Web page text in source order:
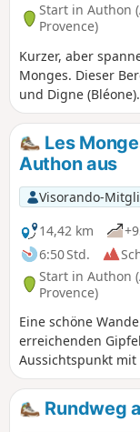
Start in Authon
Provence)
Kurzer, aber
Monges. Dieser
und Digne (Bléone).
Les
Authon aus
Visorando-
14,42 km
6:50 Std.
Start in Authon
Provence)
Eine schöne
erreichenden
Aussichtspunkt mit
Rundweg